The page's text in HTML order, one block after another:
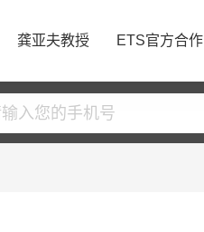
龚亚夫教授 ETS官方合作